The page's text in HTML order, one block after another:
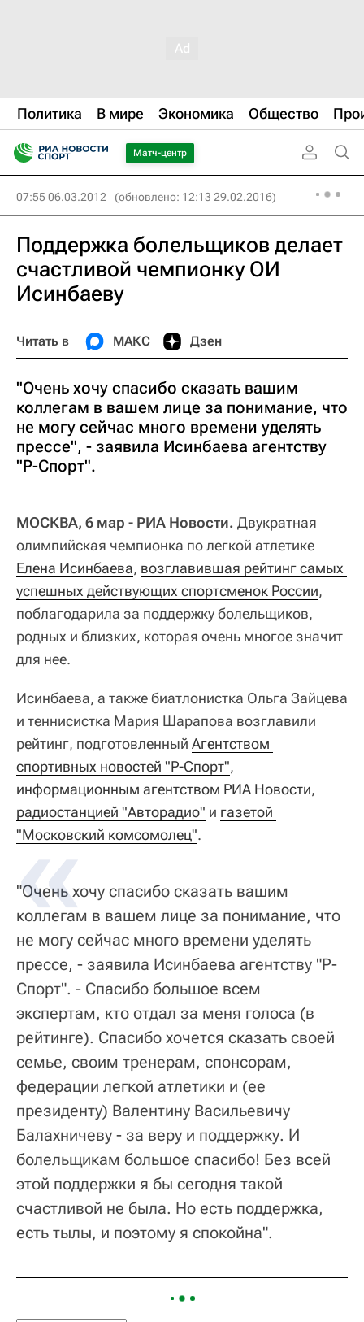
Политика В мире Экономика Общество
Матч-центр
07:55 06.03.2012 (обновлено: 12:13 29.02.2016)
Поддержка болельщиков делает
счастливой чемпионку ОИ
Исинбаеву
Читать в МАКС Дзен
"Очень хочу спасибо сказать вашим
коллегам в вашем лице за понимание, что
не могу сейчас много времени уделять
прессе", - заявила Исинбаева агентству
"Р-Спорт".
МОСКВА, 6 мар - РИА Новости. Двукратная
олимпийская чемпионка по легкой атлетике
Елена Исинбаева, возглавившая рейтинг самых
успешных действующих спортсменок России,
поблагодарила за поддержку болельщиков,
родных и близких, которая очень многое значит
для нее.
Исинбаева, а также биатлонистка Ольга Зайцева
и теннисистка Мария Шарапова возглавили
рейтинг, подготовленный Агентством
спортивных новостей "Р-Спорт",
информационным агентством РИА Новости,
радиостанцией "Авторадио" и газетой
"Московский комсомолец".
"Очень хочу спасибо сказать вашим
коллегам в вашем лице за понимание, что
не могу сейчас много времени уделять
прессе, - заявила Исинбаева агентству "Р-
Спорт". - Спасибо большое всем
экспертам, кто отдал за меня голоса (в
рейтинге). Спасибо хочется сказать своей
семье, своим тренерам, спонсорам,
федерации легкой атлетики и (ее
президенту) Валентину Васильевичу
Балахничеву - за веру и поддержку. И
болельщикам большое спасибо! Без всей
этой поддержки я бы сегодня такой
счастливой не была. Но есть поддержка,
есть тылы, и поэтому я спокойна".